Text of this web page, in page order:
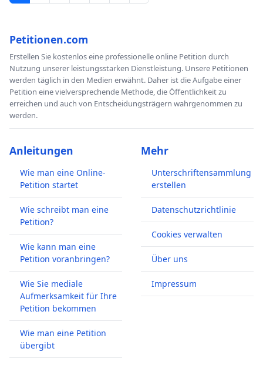
Petitionen.com
Erstellen Sie kostenlos eine professionelle online Petition durch
Nutzung unserer leistungsstarken Dienstleistung. Unsere Petitionen
werden täglich in den Medien erwähnt. Daher ist die Aufgabe einer
Petition eine vielversprechende Methode, die Öffentlichkeit zu
erreichen und auch von Entscheidungsträgern wahrgenommen zu
werden.
Anleitungen
Wie man eine Online-
Petition startet
Wie schreibt man eine
Petition?
Wie kann man eine
Petition voranbringen?
Wie Sie mediale
Aufmerksamkeit für Ihre
Petition bekommen
Wie man eine Petition
übergibt
Mehr
Unterschriftensammlung
erstellen
Datenschutzrichtlinie
Cookies verwalten
Über uns
Impressum